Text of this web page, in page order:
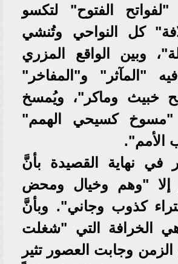
"لفواتح الفتوح" لتكسو
كل النواحي وتُنشي
وبين الواقع المزري
"المآثر" و"المفاخر"
خبيث وماكر"، ويُمسخ
"مسوخ كسيحي الهمم"
الأمم".
في نهاية القصيدة بأنَّ
"وهم وخيال ومحض
كذوب وجاني". وبأنَّ
الخرافة التي "شغلت
وجابت العصور تثير